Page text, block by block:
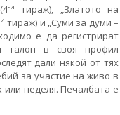
-и
тираж), „Златото на
тираж) и „Суми за думи –
е да регистрират
талон в своя профил
дали някой от тях
за участие на живо в
неделя. Печалбата е